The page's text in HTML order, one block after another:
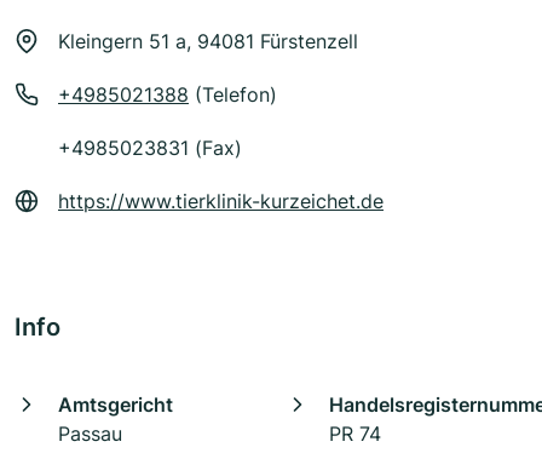
Kleingern 51 a, 94081 Fürstenzell
+4985021388 (Telefon)
+4985023831 (Fax)
https://www.tierklinik-kurzeichet.de
Info
Amtsgericht
Passau
PR 74